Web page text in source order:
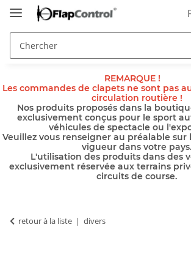
REMARQUE !
Les commandes de clapets ne sont pas
circulation routière !
Nos produits proposés dans la
exclusivement conçus pour le sport
véhicules de spectacle ou
Veuillez vous renseigner au préalable sur
vigueur dans votre pays.
L'utilisation des produits dans des
exclusivement réservée aux terrains
circuits de course.
retour à la liste divers